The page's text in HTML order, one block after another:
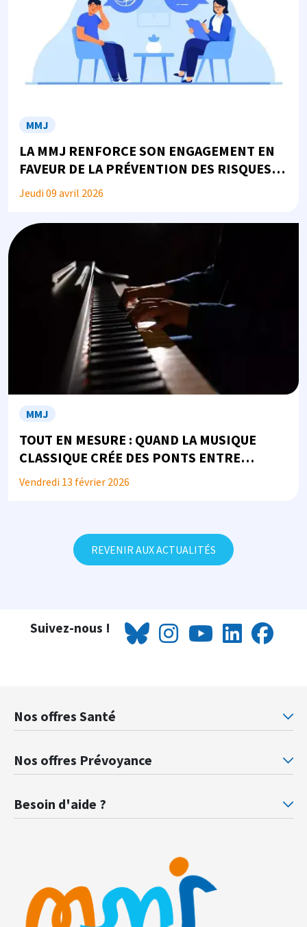
MMJ
LA MMJ RENFORCE SON ENGAGEMENT EN
FAVEUR DE LA PRÉVENTION DES RISQUES
PSYCHOSOCIAUX
Jeudi 09 avril 2026
Image
MMJ
TOUT EN MESURE : QUAND LA MUSIQUE
CLASSIQUE CRÉE DES PONTS ENTRE
JUSTICE, SANTÉ ET SOCIÉTÉ...
Vendredi 13 février 2026
REVENIR AUX ACTUALITÉS
Suivez-nous !
Nos offres Santé
Mutuelle santé Retraités justice
Nos offres Prévoyance
Besoin d'aide ?